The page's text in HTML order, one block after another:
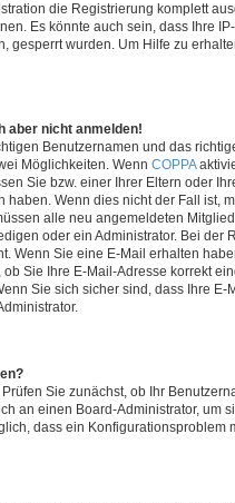
die Registrierung komplett
Es könnte auch sein, dass Ihre
gesperrt wurden. Um Hilfe zu
aber nicht anmelden!
Benutzernamen und das
Möglichkeiten. Wenn COPPA
Sie bzw. einer Ihrer Eltern oder
Wenn dies nicht der Fall ist,
alle neu angemeldeten
oder ein Administrator. Bei der
Wenn Sie eine E-Mail erhalten
Sie Ihre E-Mail-Adresse korrekt
Sie sich sicher sind, dass Ihre
Sie zunächst, ob Ihr
an einen Board-Administrator, um
dass ein Konfigurationsproblem